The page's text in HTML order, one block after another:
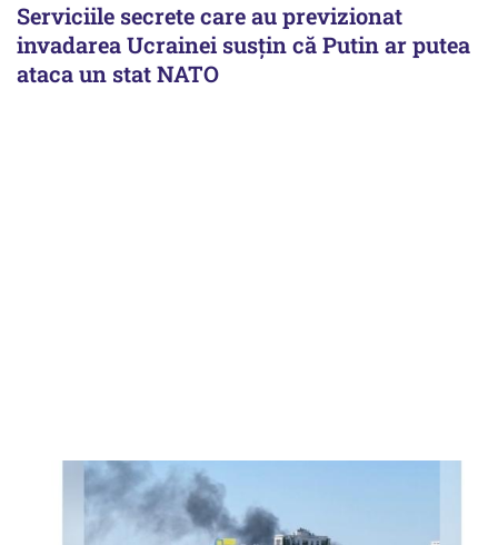
Serviciile secrete care au previzionat
invadarea Ucrainei susțin că Putin ar putea
ataca un stat NATO